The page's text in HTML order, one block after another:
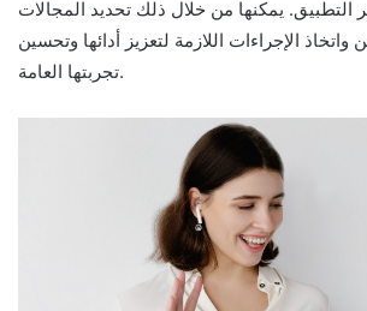
التطبيق. يمكنها من خلال ذلك تحديد المجالات
الإجراءات اللازمة لتعزيز أدائها وتحسين
تجربتها العامة.